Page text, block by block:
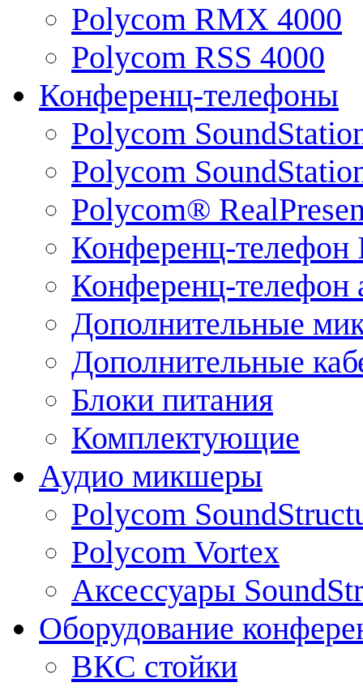
Polycom RMX 4000
Polycom RSS 4000
Конференц-телефоны
Polycom
Polycom
Polycom®
Конференц-телефон
Конференц-телефон
Дополнительные
Дополнительные
Блоки питания
Комплектующие
Аудио микшеры
Polycom
Polycom Vortex
Аксессуары
Оборудование
ВКС стойки